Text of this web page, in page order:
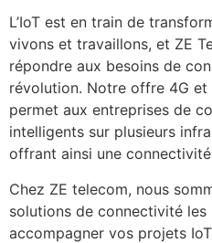
L’IoT est en train de
vivons et travaillons, et ZE
répondre aux besoins de
révolution. Notre offre 4G
permet aux entreprises de
intelligents sur plusieurs
offrant ainsi une
Chez ZE telecom, nous
solutions de connectivité les
accompagner vos projets